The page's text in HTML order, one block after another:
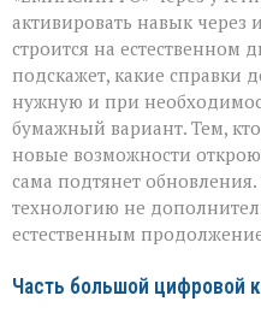
активировать навык через
строится на естественном
подскажет, какие справки
нужную и при
бумажный вариант. Тем,
новые возможности
сама подтянет
технологию не
естественным
Часть большой цифровой